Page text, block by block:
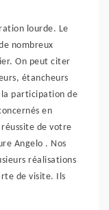
lourde. Le
nombreux
On peut citer
étancheurs
participation de
en
de votre
Angelo . Nos
réalisations
de visite. Ils